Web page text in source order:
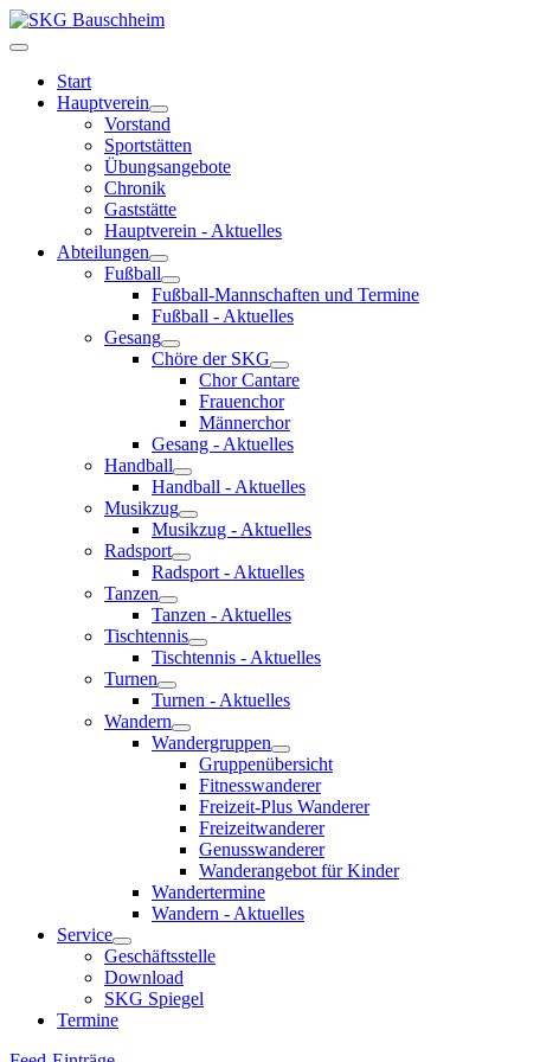
Start
Hauptverein
Vorstand
Sportstätten
Übungsangebote
Chronik
Gaststätte
Hauptverein - Aktuelles
Abteilungen
Fußball
Fußball-Mannschaften und Termine
Fußball - Aktuelles
Gesang
Chöre der SKG
Chor Cantare
Frauenchor
Männerchor
Gesang - Aktuelles
Handball
Handball - Aktuelles
Musikzug
Musikzug - Aktuelles
Radsport
Radsport - Aktuelles
Tanzen
Tanzen - Aktuelles
Tischtennis
Tischtennis - Aktuelles
Turnen
Turnen - Aktuelles
Wandern
Wandergruppen
Gruppenübersicht
Fitnesswanderer
Freizeit-Plus Wanderer
Freizeitwanderer
Genusswanderer
Wanderangebot für Kinder
Wandertermine
Wandern - Aktuelles
Service
Geschäftsstelle
Download
SKG Spiegel
Termine